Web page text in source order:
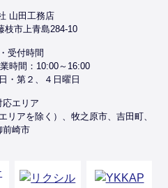
山田工務店
枝市上青島284-10
受付時間
時間：10:00～16:00
・第２、４日曜日
応エリア
リアを除く）、牧之原市、吉田町、
前崎市